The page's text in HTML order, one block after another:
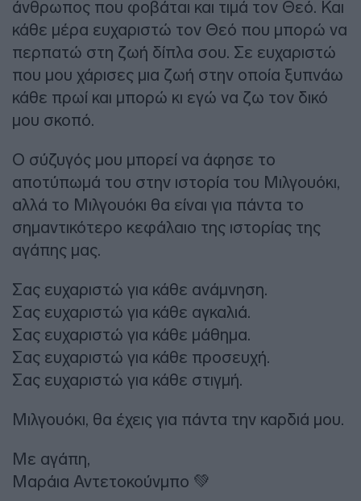
άνθρωπος που φοβάται και τιμά τον Θεό. Και
κάθε μέρα ευχαριστώ τον Θεό που μπορώ να
περπατώ στη ζωή δίπλα σου. Σε ευχαριστώ
που μου χάρισες μια ζωή στην οποία ξυπνάω
κάθε πρωί και μπορώ κι εγώ να ζω τον δικό
μου σκοπό.
Ο σύζυγός μου μπορεί να άφησε το
αποτύπωμά του στην ιστορία του Μιλγουόκι,
αλλά το Μιλγουόκι θα είναι για πάντα το
σημαντικότερο κεφάλαιο της ιστορίας της
αγάπης μας.
Σας ευχαριστώ για κάθε ανάμνηση.
Σας ευχαριστώ για κάθε αγκαλιά.
Σας ευχαριστώ για κάθε μάθημα.
Σας ευχαριστώ για κάθε προσευχή.
Σας ευχαριστώ για κάθε στιγμή.
Μιλγουόκι, θα έχεις για πάντα την καρδιά μου.
Με αγάπη,
Μαράια Αντετοκούνμπο 💚